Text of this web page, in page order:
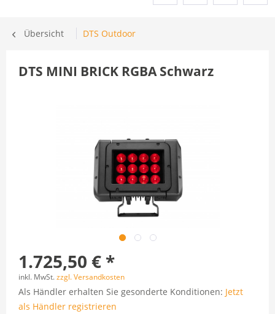
Übersicht DTS Outdoor
DTS MINI BRICK RGBA Schwarz
1.725,50 € *
inkl. MwSt.zzgl. Versandkosten
Als Händler erhalten Sie gesonderte Konditionen: Jetzt
als Händler registrieren